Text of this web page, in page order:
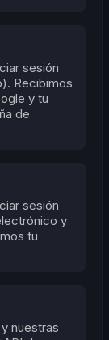
sesión
Recibimos
y tu
de
sesión
y
tu
nuestras